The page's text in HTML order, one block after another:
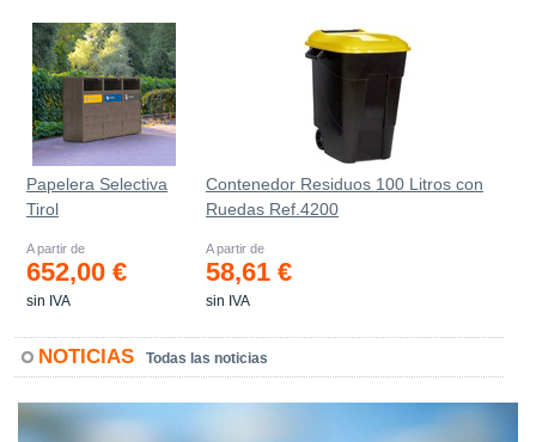
Papelera Selectiva
Tirol
A partir de
652,00 €
sin IVA
Contenedor Residuos 100 Litros con
Ruedas Ref.4200
A partir de
58,61 €
sin IVA
NOTICIAS Todas las noticias